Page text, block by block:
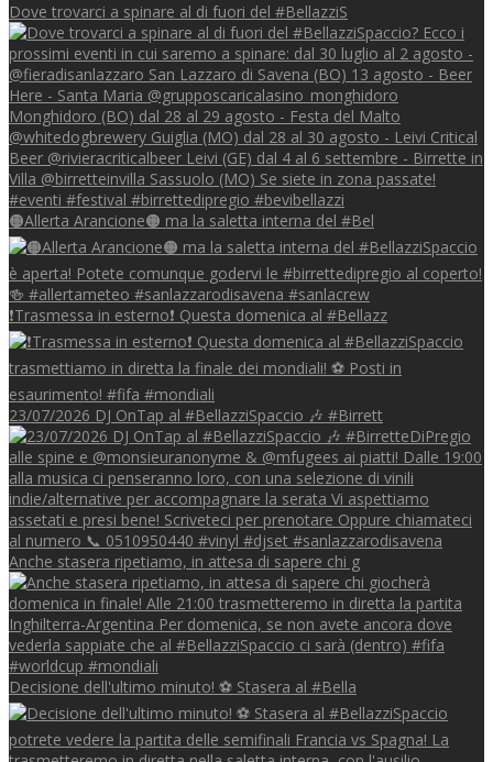
Dove trovarci a spinare al di fuori del #BellazziS
🟠Allerta Arancione🟠 ma la saletta interna del #Bel
❗Trasmessa in esterno❗ Questa domenica al #Bellazz
23/07/2026 DJ OnTap al #BellazziSpaccio 🎶 #Birrett
Anche stasera ripetiamo, in attesa di sapere chi g
Decisione dell'ultimo minuto! ⚽️ Stasera al #Bella